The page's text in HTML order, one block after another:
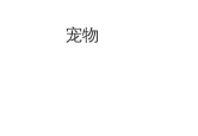
宠物